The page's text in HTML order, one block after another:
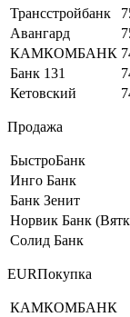
Трансстройбанк
Авангард
КАМКОМБАНК
Банк 131
Кетовский
Продажа
БыстроБанк
Инго Банк
Банк Зенит
Норвик Банк
Солид Банк
EURПокупка
КАМКОМБАНК